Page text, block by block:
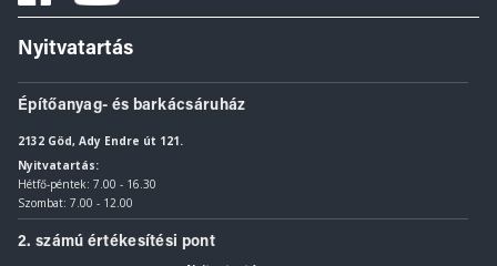
Nyitvatartás
Építőanyag- és barkácsáruház
2132 Göd, Ady Endre út 121.
Nyitvatartás:
Hétfő-péntek: 7.00 - 16.30
Szombat: 7.00 - 12.00
2. számú értékesítési pont